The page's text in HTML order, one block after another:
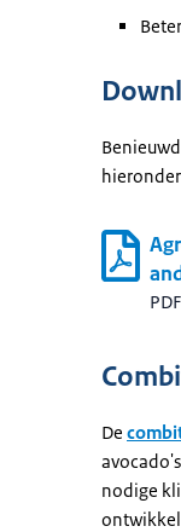
De
nodige